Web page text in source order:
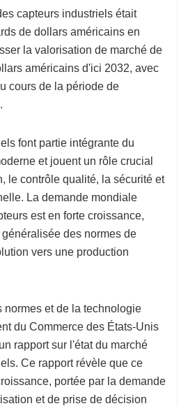
capteurs industriels était
de dollars américains en
la valorisation de marché de
américains d'ici 2032, avec
cours de la période de
font partie intégrante du
et jouent un rôle crucial
le contrôle qualité, la sécurité et
La demande mondiale
est en forte croissance,
des normes de
vers une production
normes et de la technologie
du Commerce des États-Unis
rapport sur l'état du marché
Ce rapport révèle que ce
portée par la demande
et de prise de décision